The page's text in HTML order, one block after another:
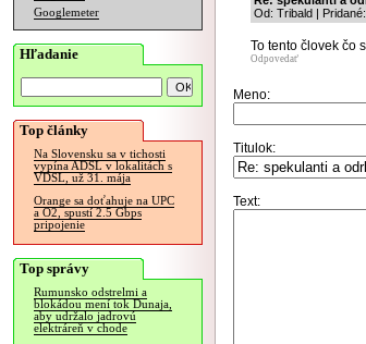
Googlemeter
Hľadanie
Top články
Na Slovensku sa v tichosti
vypína ADSL v lokalitách s
VDSL, už 31. mája
Orange sa doťahuje na UPC
a O2, spustí 2.5 Gbps
pripojenie
Top správy
Rumunsko odstrelmi a
blokádou mení tok Dunaja,
aby udržalo jadrovú
elektráreň v chode
Od: Tribald |
To tento človek čo
Odpovedať
Meno:
Titulok:
Text: